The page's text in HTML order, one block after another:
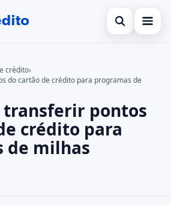
Open search
or ESC to close.
crédito›
do cartão de crédito para programas de
transferir pontos
crédito para
de milhas